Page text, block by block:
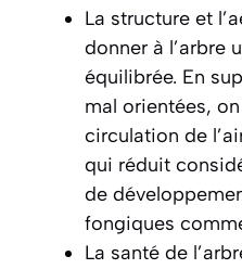
La structure et
donner à l’arbre
équilibrée. En
mal orientées,
circulation de
qui réduit
de
fongiques
La santé de